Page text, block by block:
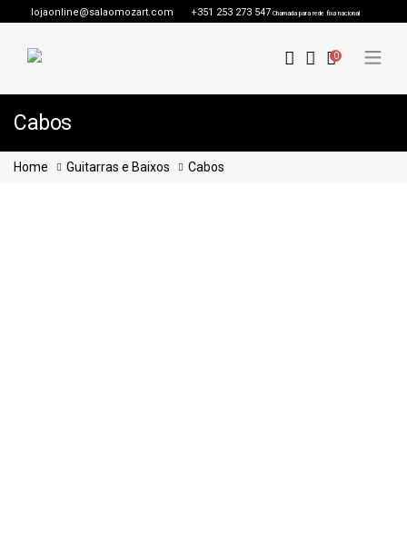
lojaonline@salaomozart.com +351 253 273 547 Chamada para rede fixa nacional
0
Cabos
Home Guitarras e Baixos Cabos